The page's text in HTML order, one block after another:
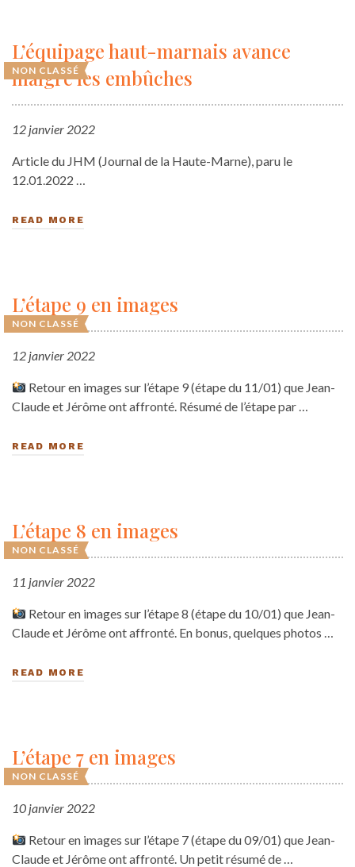
NON CLASSÉ
L’équipage haut-marnais avance
malgré les embûches
12 janvier 2022
Article du JHM (Journal de la Haute-Marne), paru le
12.01.2022 …
READ MORE
NON CLASSÉ
L’étape 9 en images
12 janvier 2022
Retour en images sur l’étape 9 (étape du 11/01) que Jean-
Claude et Jérôme ont affronté. Résumé de l’étape par …
READ MORE
NON CLASSÉ
L’étape 8 en images
11 janvier 2022
Retour en images sur l’étape 8 (étape du 10/01) que Jean-
Claude et Jérôme ont affronté. En bonus, quelques photos …
READ MORE
NON CLASSÉ
L’étape 7 en images
10 janvier 2022
Retour en images sur l’étape 7 (étape du 09/01) que Jean-
Claude et Jérôme ont affronté. Un petit résumé de …